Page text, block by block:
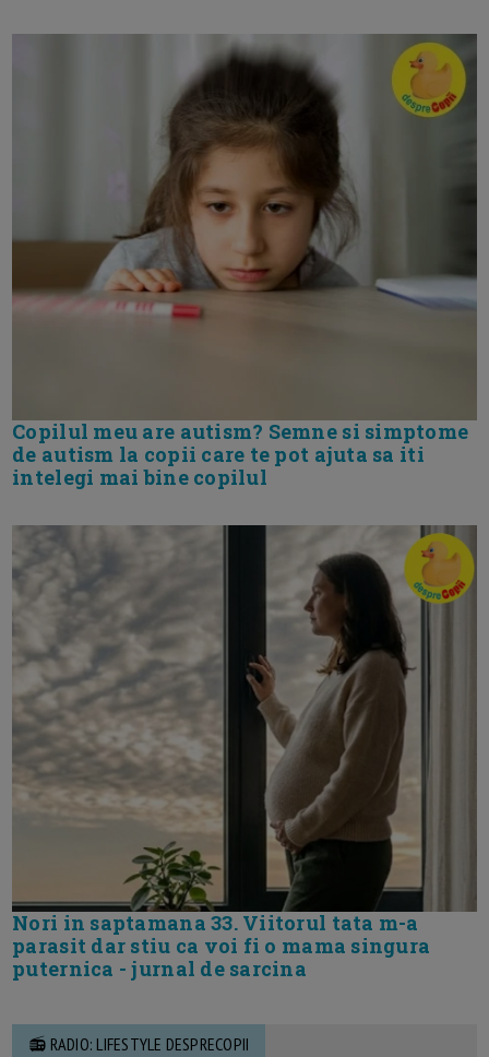
Copilul meu are autism? Semne si simptome
de autism la copii care te pot ajuta sa iti
intelegi mai bine copilul
Nori in saptamana 33. Viitorul tata m-a
parasit dar stiu ca voi fi o mama singura
puternica - jurnal de sarcina
📻 RADIO: LIFESTYLE DESPRECOPII